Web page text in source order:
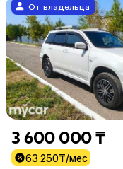
От владельца
3 600 000 ₸
63 250₸/мес